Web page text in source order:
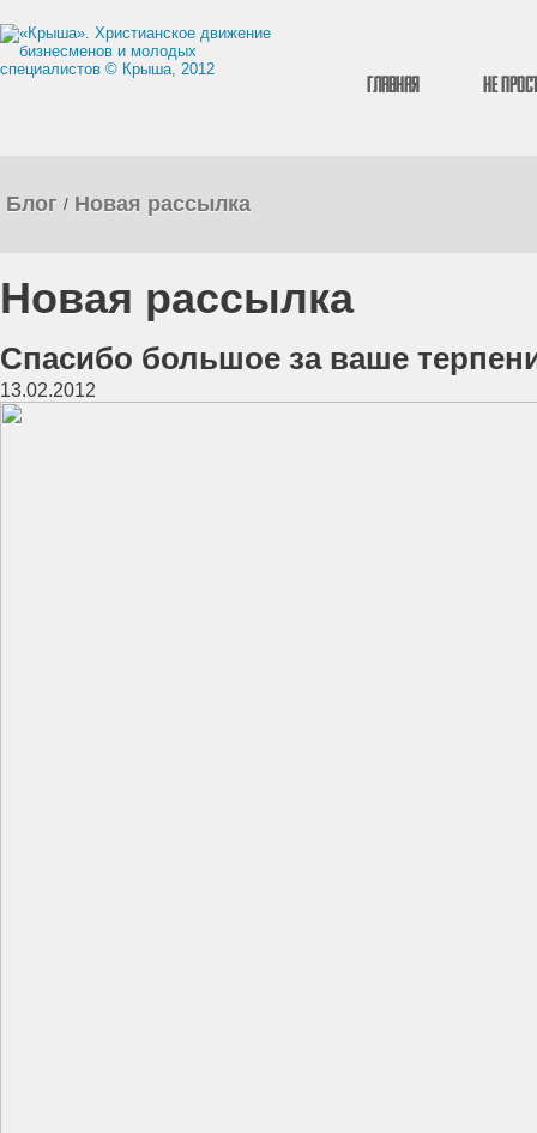
Главная Не
Блог / Новая рассылка
Новая рассылка
Спасибо большое за ваше
13.02.2012